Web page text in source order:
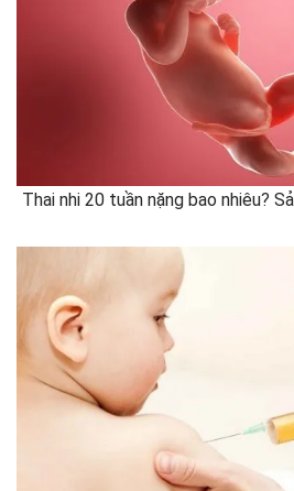
Thai nhi 20 tuần nặng bao nhiêu?